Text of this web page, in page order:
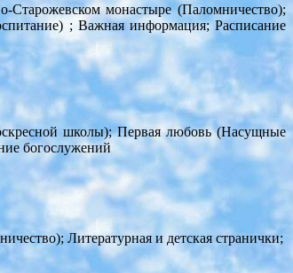
Старожевском монастыре (Паломничество);
; Важная информация; Расписание
школы); Первая любовь (Насущные
богослужений
Литературная и детская странички;